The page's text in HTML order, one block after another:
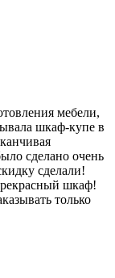
мебели,
шкаф-купе в
сделано очень
сделали!
шкаф!
только